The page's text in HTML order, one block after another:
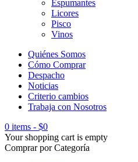
Espumantes
Licores
Pisco
Vinos
Quiénes Somos
Cómo Comprar
Despacho
Noticias
Criterio cambios
Trabaja con Nosotros
0 items - $0
Your shopping cart is empty
Comprar por Categoría